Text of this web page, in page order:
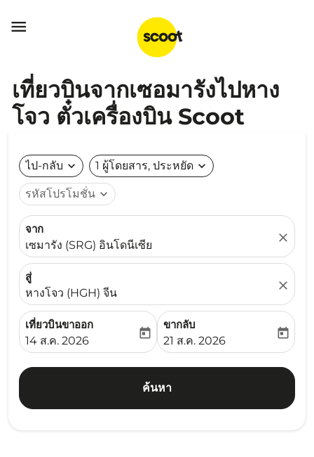

เที่ยวบินจากเซอมารังไปหาง
โจว ตั๋วเครื่องบิน Scoot
ไป-กลับ expand_more 1 ผู้โดยสาร, ประหยัด expand_more
รหัสโปรโมชั่น expand_more
จาก
เซมารัง (SRG) อินโดนีเซีย
close
สู่
หางโจว (HGH) จีน
close
เที่ยวบินขาออก
fc-booking-departure-date-aria-label
14 ส.ค. 2026
today
ขากลับ
fc-booking-return-date-
21 ส.ค. 2026
today
ค้นหา